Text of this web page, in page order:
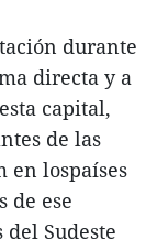
durante
directa y a
capital,
de las
en lospaíses
de ese
Sudeste